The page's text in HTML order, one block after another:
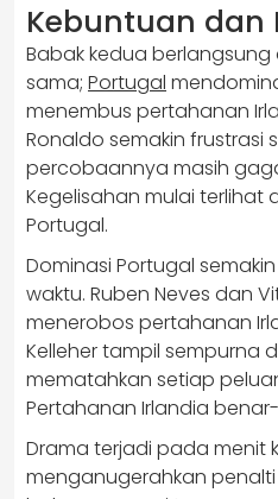
Kebuntuan dan
Babak kedua
sama; Portugal
menembus pertahanan
Ronaldo semakin frustrasi
percobaannya masih
Kegelisahan mulai terlihat
Portugal.
Dominasi Portugal
waktu. Ruben Neves dan
menerobos pertahanan
Kelleher tampil sempurna
mematahkan setiap
Pertahanan Irlandia
Drama terjadi pada menit
menganugerahkan